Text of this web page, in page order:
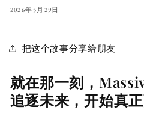
2026年5月29日
把这个故事分享给朋友
就在那一刻，
追逐未来，开始真正